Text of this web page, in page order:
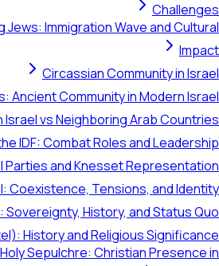
Challenges
Jews: Immigration Wave and Cultural
Impact
Circassian Community in Israel
Ancient Community in Modern Israel
Israel vs Neighboring Arab Countries
IDF: Combat Roles and Leadership
Parties and Knesset Representation
Coexistence, Tensions, and Identity
Sovereignty, History, and Status Quo
History and Religious Significance
Sepulchre: Christian Presence in